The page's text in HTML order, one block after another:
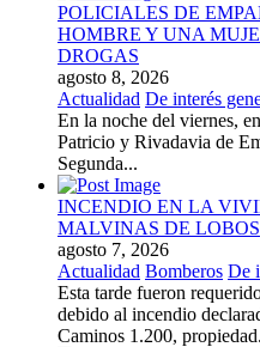
POLICIALES DE
HOMBRE Y UNA
DROGAS
agosto 8, 2026
Actualidad De interés
En la noche del viernes,
Patricio y Rivadavia de
Segunda...
INCENDIO EN LA
MALVINAS DE LOBOS
agosto 7, 2026
Actualidad Bomberos De
Esta tarde fueron
debido al incendio
Caminos 1.200,